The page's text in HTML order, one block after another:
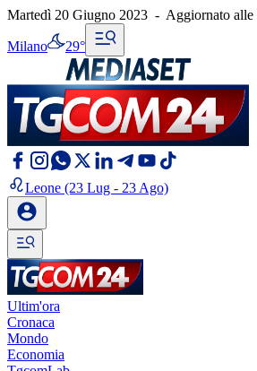
Martedì 20 Giugno 2023 - Aggiornato alle
Milano 29°
Leone (23 Lug - 23 Ago)
Ultim'ora
Cronaca
Mondo
Economia